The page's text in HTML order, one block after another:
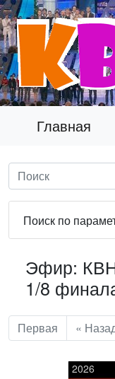
Главная
Поиск по
Эфир:
1/8
Первая «
2026